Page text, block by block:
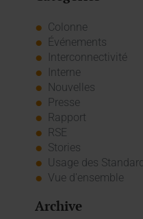
Colonne
Événements
Interconnectivité
Interne
Nouvelles
Presse
Rapport
RSE
Stories
Usage des
Vue d'ensemble
Archive